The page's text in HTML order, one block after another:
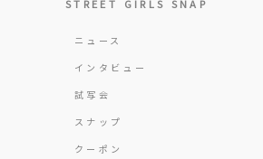
STREET GIRLS SNAP
ニュース
インタビュー
試写会
スナップ
クーポン